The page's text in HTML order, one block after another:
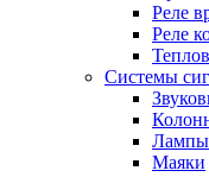
Реле
Реле
Системы
Лампы
Маяки